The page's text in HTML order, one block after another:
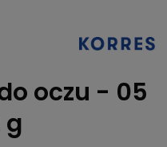
oczu - 05
g